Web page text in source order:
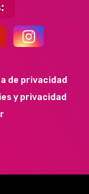
de privacidad
y privacidad